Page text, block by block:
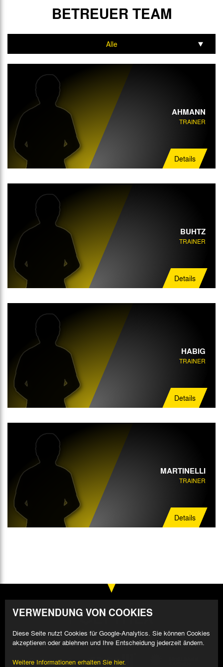
BETREUER TEAM
Alle
Trainer
AHMANN
TRAINER
Details
BUHTZ
TRAINER
Details
HABIG
TRAINER
Details
MARTINELLI
TRAINER
Details
VERWENDUNG VON COOKIES
Diese Seite nutzt Cookies für Google-Analytics. Sie können Cookies
akzeptieren oder ablehnen und Ihre Entscheidung jederzeit ändern.
Weitere Informationen erhalten Sie hier.